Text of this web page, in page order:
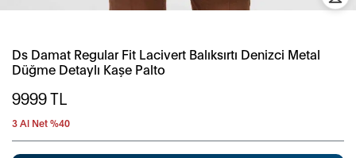
Ds Damat Regular Fit Lacivert Balıksırtı Denizci Metal
Düğme Detaylı Kaşe Palto
9999TL
3 Al Net %40